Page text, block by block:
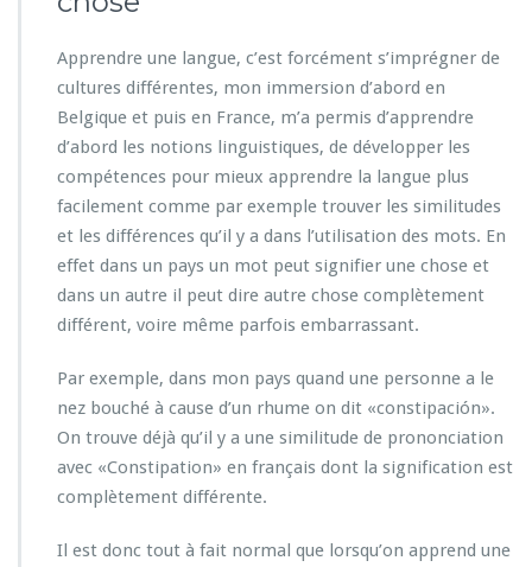
Apprendre une langue, c’est forcément s’imprégner de
cultures différentes, mon immersion d’abord en
Belgique et puis en France, m’a permis d’apprendre
d’abord les notions linguistiques, de développer les
compétences pour mieux apprendre la langue plus
facilement comme par exemple trouver les similitudes
et les différences qu’il y a dans l’utilisation des mots. En
effet dans un pays un mot peut signifier une chose et
dans un autre il peut dire autre chose complètement
différent, voire même parfois embarrassant.
Par exemple, dans mon pays quand une personne a le
nez bouché à cause d’un rhume on dit «constipación».
On trouve déjà qu’il y a une similitude de prononciation
avec «Constipation» en français dont la signification est
complètement différente.
Il est donc tout à fait normal que lorsqu’on apprend une